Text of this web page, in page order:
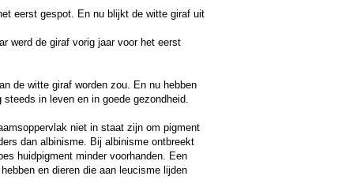
eerst gespot. En nu blijkt de witte giraf uit
werd de giraf vorig jaar voor het eerst
de witte giraf worden zou. En nu hebben
in leven en in goede gezondheid.
niet in staat zijn om pigment
dan albinisme. Bij albinisme ontbreekt
huidpigment minder voorhanden. Een
en dieren die aan leucisme lijden